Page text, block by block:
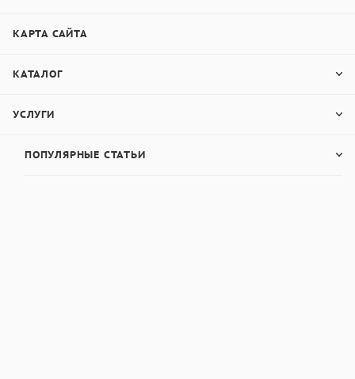
КАРТА САЙТА
КАТАЛОГ
УСЛУГИ
ПОПУЛЯРНЫЕ СТАТЬИ